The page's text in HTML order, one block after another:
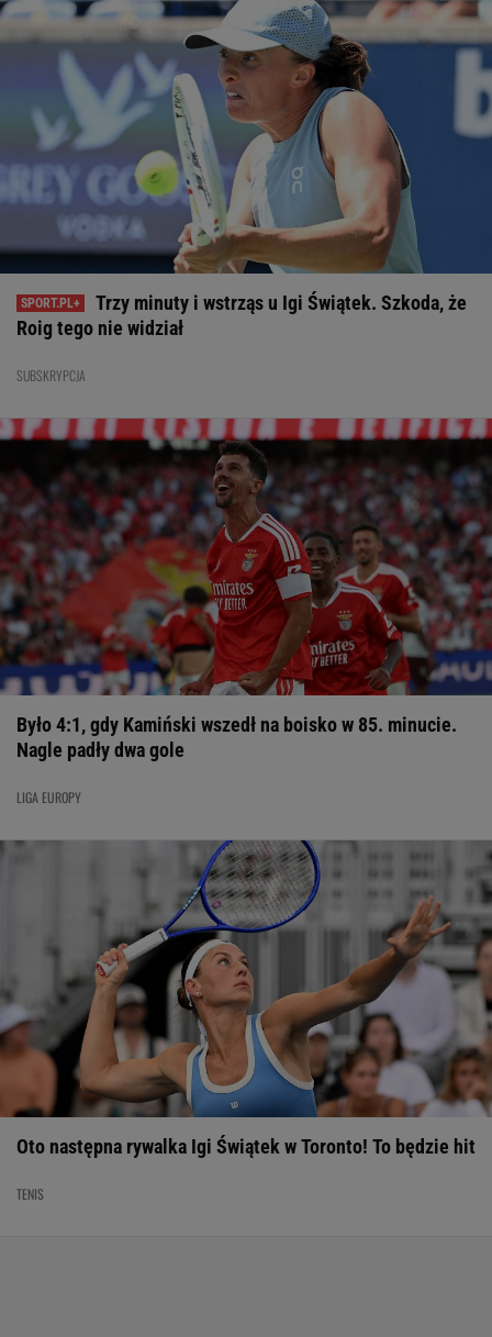
Trzy minuty i wstrząs u Igi Świątek. Szkoda, że
Roig tego nie widział
SUBSKRYPCJA
Było 4:1, gdy Kamiński wszedł na boisko w 85. minucie.
Nagle padły dwa gole
LIGA EUROPY
Oto następna rywalka Igi Świątek w Toronto! To będzie hit
TENIS